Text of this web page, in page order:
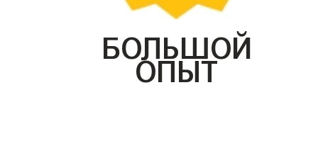
БОЛЬШОЙ
ОПЫТ